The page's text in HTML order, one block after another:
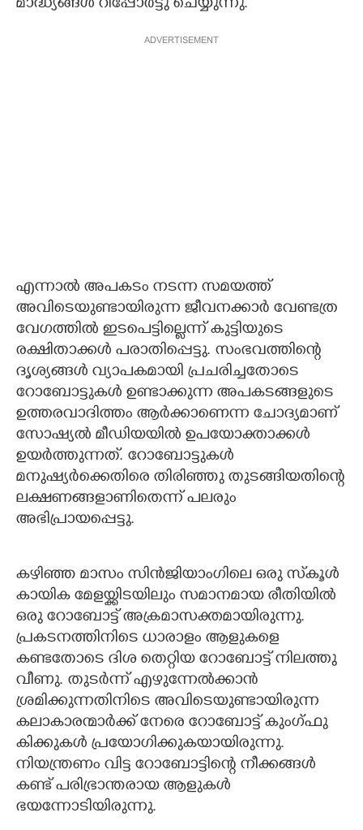
മാദ്ധ്യങ്ങൾ റിപ്പോർട്ടു ചെയ്യുന്നു.
ADVERTISEMENT
എന്നാൽ അപകടം നടന്ന സമയത്ത്
അവിടെയുണ്ടായിരുന്ന ജീവനക്കാർ വേണ്ടത്ര
വേഗത്തിൽ ഇടപെട്ടില്ലെന്ന് കുട്ടിയുടെ
രക്ഷിതാക്കൾ പരാതിപ്പെട്ടു. സംഭവത്തിന്റെ
ദൃശ്യങ്ങൾ വ്യാപകമായി പ്രചരിച്ചതോടെ
റോബോട്ടുകൾ ഉണ്ടാക്കുന്ന അപകടങ്ങളുടെ
ഉത്തരവാദിത്തം ആർക്കാണെന്ന ചോദ്യമാണ്
സോഷ്യൽ മീഡിയയിൽ ഉപയോക്താക്കൾ
ഉയർത്തുന്നത്. റോബോട്ടുകൾ
മനുഷ്യർക്കെതിരെ തിരിഞ്ഞു തുടങ്ങിയതിന്റെ
ലക്ഷണങ്ങളാണിതെന്ന് പലരും
അഭിപ്രായപ്പെട്ടു.
കഴിഞ്ഞ മാസം സിൻജിയാംഗിലെ ഒരു സ്‌കൂൾ
കായിക മേളയ്ക്കിടയിലും സമാനമായ രീതിയിൽ
ഒരു റോബോട്ട് അക്രമാസക്തമായിരുന്നു.
പ്രകടനത്തിനിടെ ധാരാളം ആളുകളെ
കണ്ടതോടെ ദിശ തെറ്റിയ റോബോട്ട് നിലത്തു
വീണു. തുടർന്ന് എഴുന്നേൽക്കാൻ
ശ്രമിക്കുന്നതിനിടെ അവിടെയുണ്ടായിരുന്ന
കലാകാരന്മാർക്ക് നേരെ റോബോട്ട് കുംഗ്ഫു
കിക്കുകൾ പ്രയോഗിക്കുകയായിരുന്നു.
നിയന്ത്രണം വിട്ട റോബോട്ടിന്റെ നീക്കങ്ങൾ
കണ്ട് പരിഭ്രാന്തരായ ആളുകൾ
ഭയന്നോടിയിരുന്നു.